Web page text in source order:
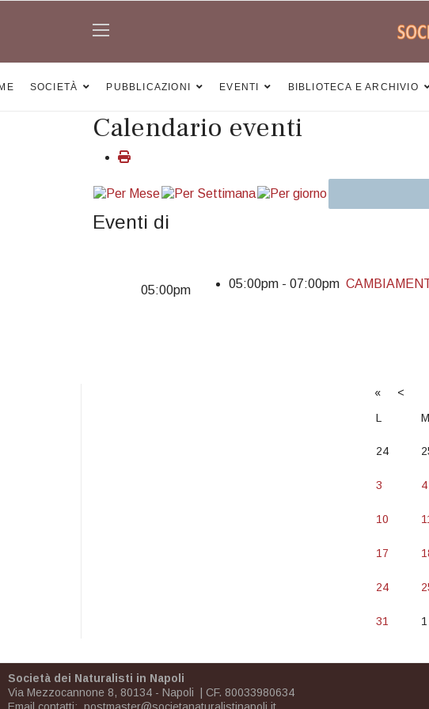
SOCIETÀ PUBBLICAZIONI EVENTI BIBLIOTECA E ARCHIVIO
Calendario eventi
Eventi di
05:00pm 05:00pm - 07:00pm
« <
L
M
24
3 4
10
17
24
31 1
Società dei Naturalisti in Napoli
Via Mezzocannone 8, 80134 - Napoli | CF. 80033980634